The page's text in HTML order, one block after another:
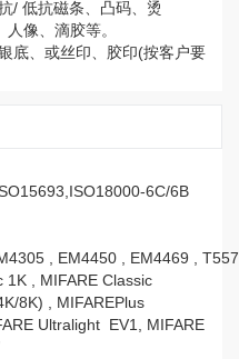
/ 低抗磁条、凸码、烫
像、滴胶等。
底、或丝印、胶印(按客户要
6C/6B
, EM4450 , EM4469 ,
1K , MIFARE Classic
8K) , MIFAREPlus
Ultralight EV1, MIFARE